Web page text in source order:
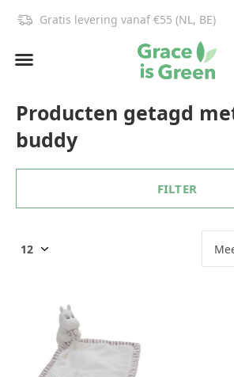
Gratis levering vanaf €55 (NL, BE)
Producten getagd
buddy
FILTER